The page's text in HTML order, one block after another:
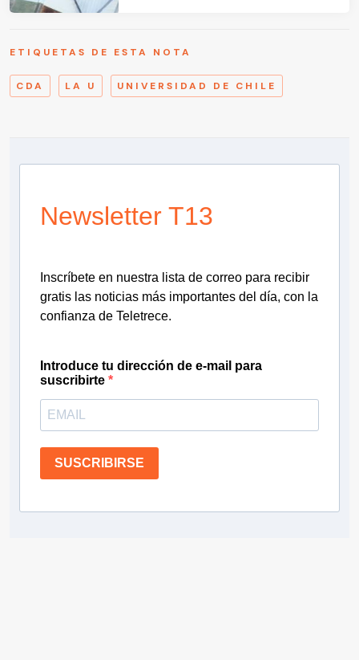
ETIQUETAS DE ESTA NOTA
CDA LA U UNIVERSIDAD DE CHILE
Newsletter T13
Inscríbete en nuestra lista de correo para recibir
gratis las noticias más importantes del día, con la
confianza de Teletrece.
Introduce tu dirección de e-mail para
suscribirte
SUSCRIBIRSE